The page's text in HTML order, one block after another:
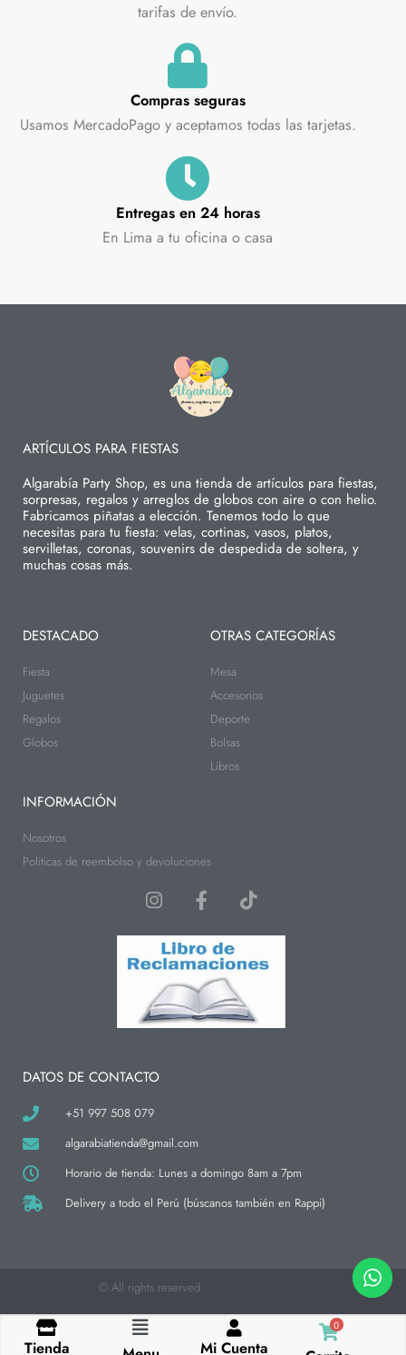
tarifas de envío.
Compras seguras
Usamos MercadoPago y aceptamos todas las tarjetas.
Entregas en 24 horas
En Lima a tu oficina o casa
ARTÍCULOS PARA FIESTAS
Algarabía Party Shop, es una tienda de artículos para fiestas,
sorpresas, regalos y arreglos de globos con aire o con helio.
Fabricamos piñatas a elección. Tenemos todo lo que
necesitas para tu fiesta: velas, cortinas, vasos, platos,
servilletas, coronas, souvenirs de despedida de soltera, y
muchas cosas más.
DESTACADO
Fiesta
Juguetes
Regalos
Globos
OTRAS CATEGORÍAS
Mesa
Accesorios
Deporte
Bolsas
Libros
INFORMACIÓN
Nosotros
Politicas de reembolso y devoluciones
I
s
t
a
g
r
a
F
a
c
e
b
o
o
k
T
i
k
t
o
DATOS DE CONTACTO
+51 997 508 079
algarabiatienda@gmail.com
Horario de tienda: Lunes a domingo 8am a 7pm
Delivery a todo el Perú (búscanos también en Rappi)
© All rights reserved
Tienda
Flyout
Mi Cuenta
0